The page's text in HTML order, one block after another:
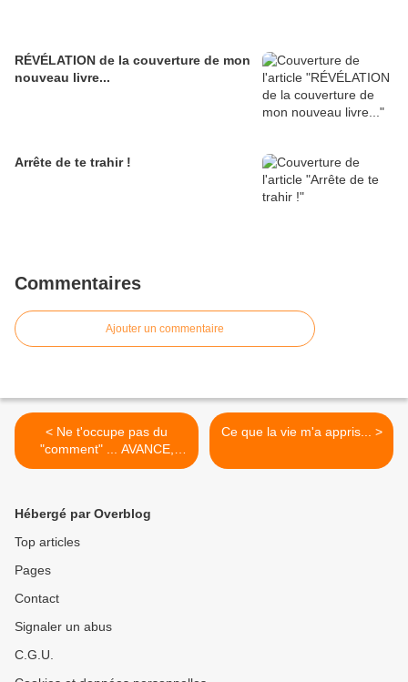
RÉVÉLATION de la couverture de mon
nouveau livre...
Arrête de te trahir !
Commentaires
Ajouter un commentaire
< Ne t'occupe pas du
"comment" ... AVANCE,
seulement...
Ce que la vie m'a appris... >
Hébergé par Overblog
Top articles
Pages
Contact
Signaler un abus
C.G.U.